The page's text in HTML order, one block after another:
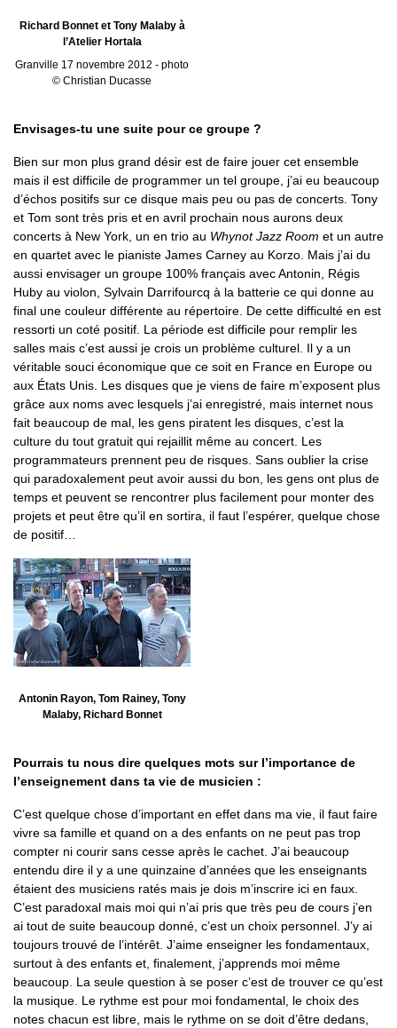
Richard Bonnet et Tony Malaby à
l’Atelier Hortala
Granville 17 novembre 2012 - photo
© Christian Ducasse
Envisages-tu une suite pour ce groupe ?
Bien sur mon plus grand désir est de faire jouer cet ensemble
mais il est difficile de programmer un tel groupe, j’ai eu beaucoup
d’échos positifs sur ce disque mais peu ou pas de concerts. Tony
et Tom sont très pris et en avril prochain nous aurons deux
concerts à New York, un en trio au Whynot Jazz Room et un autre
en quartet avec le pianiste James Carney au Korzo. Mais j’ai du
aussi envisager un groupe 100% français avec Antonin, Régis
Huby au violon, Sylvain Darrifourcq à la batterie ce qui donne au
final une couleur différente au répertoire. De cette difficulté en est
ressorti un coté positif. La période est difficile pour remplir les
salles mais c’est aussi je crois un problème culturel. Il y a un
véritable souci économique que ce soit en France en Europe ou
aux États Unis. Les disques que je viens de faire m’exposent plus
grâce aux noms avec lesquels j’ai enregistré, mais internet nous
fait beaucoup de mal, les gens piratent les disques, c’est la
culture du tout gratuit qui rejaillit même au concert. Les
programmateurs prennent peu de risques. Sans oublier la crise
qui paradoxalement peut avoir aussi du bon, les gens ont plus de
temps et peuvent se rencontrer plus facilement pour monter des
projets et peut être qu’il en sortira, il faut l’espérer, quelque chose
de positif…
Antonin Rayon, Tom Rainey, Tony
Malaby, Richard Bonnet
Pourrais tu nous dire quelques mots sur l’importance de
l’enseignement dans ta vie de musicien :
C’est quelque chose d’important en effet dans ma vie, il faut faire
vivre sa famille et quand on a des enfants on ne peut pas trop
compter ni courir sans cesse après le cachet. J’ai beaucoup
entendu dire il y a une quinzaine d’années que les enseignants
étaient des musiciens ratés mais je dois m’inscrire ici en faux.
C’est paradoxal mais moi qui n’ai pris que très peu de cours j’en
ai tout de suite beaucoup donné, c’est un choix personnel. J’y ai
toujours trouvé de l’intérêt. J’aime enseigner les fondamentaux,
surtout à des enfants et, finalement, j’apprends moi même
beaucoup. La seule question à se poser c’est de trouver ce qu’est
la musique. Le rythme est pour moi fondamental, le choix des
notes chacun est libre, mais le rythme on se doit d’être dedans,